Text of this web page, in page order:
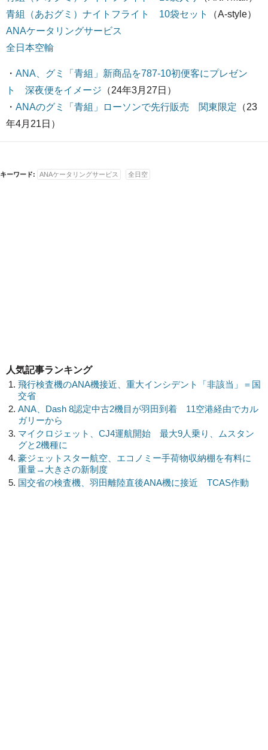
青組（あおグミ）ナイトフライト 10袋セット
（A-style）
ANAケータリングサービス
全日本空輸
・ ANA、グミ「青組」新商品を787-10初便客にプレゼン
ト 深夜便をイメージ （24年3月27日）
・ ANAのグミ「青組」ローソンで先行販売 関東限定 （23
年4月21日）
キーワード: ANAケータリングサービス 全日空
人気記事ランキング
飛行検査機のANA機接近、重大インシデント「非該当」＝国
交省
ANA、Dash 8認定中古2機目が羽田到着 11空港経由でカル
ガリーから
マイクロジェット、CJ4運航開始 最大9人乗り、ムスタン
グと2機種に
豪ジェットスター航空、エコノミー手荷物収納棚を有料に
重量→大きさの新制度
国交省の検査機、羽田離陸直後ANA機に接近 TCAS作動